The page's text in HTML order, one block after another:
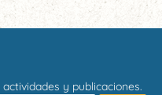
y publicaciones.